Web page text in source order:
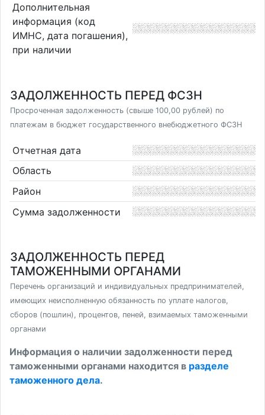
Дополнительная
информация (код
ИМНС, дата погашения),
при наличии
ЗАДОЛЖЕННОСТЬ ПЕРЕД ФСЗН
Просроченная задолженность (свыше 100,00 рублей) по
платежам в бюджет государственного внебюджетного ФСЗН
Отчетная дата
Область
Район
Сумма задолженности
ЗАДОЛЖЕННОСТЬ ПЕРЕД
ТАМОЖЕННЫМИ ОРГАНАМИ
Перечень организаций и индивидуальных предпринимателей,
имеющих неисполненную обязанность по уплате налогов,
сборов (пошлин), процентов, пеней, взимаемых таможенными
органами
Информация о наличии задолженности перед
таможенными органами находится в разделе
таможенного дела.